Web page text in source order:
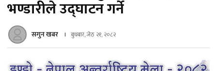
भण्डारीले उद्घाटन गर्ने
सगुन खबर बुधबार, जेठ २१, २०८२